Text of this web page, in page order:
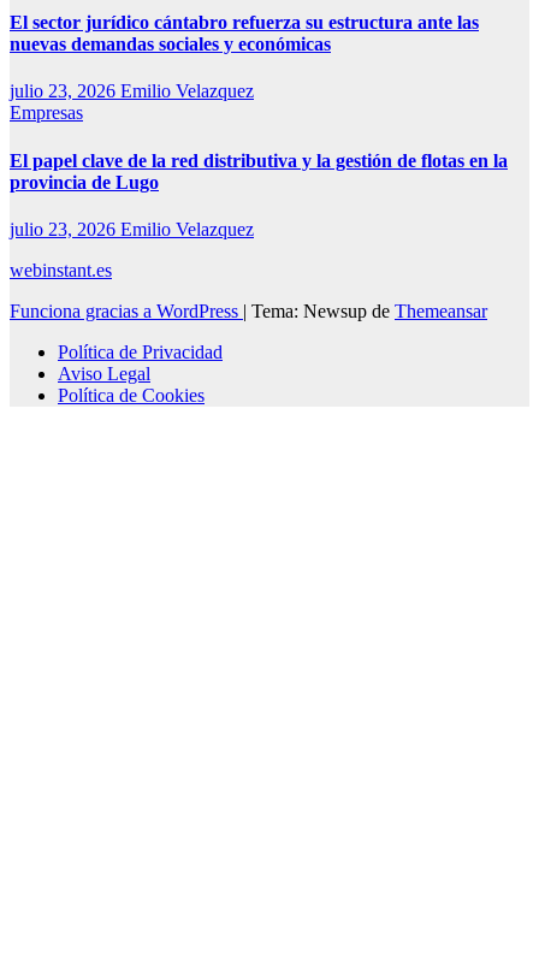
El sector jurídico cántabro refuerza su estructura ante las
nuevas demandas sociales y económicas
julio 23, 2026 Emilio Velazquez
Empresas
El papel clave de la red distributiva y la gestión de flotas en la
provincia de Lugo
julio 23, 2026 Emilio Velazquez
webinstant.es
Funciona gracias a WordPress | Tema: Newsup de Themeansar
Política de Privacidad
Aviso Legal
Política de Cookies